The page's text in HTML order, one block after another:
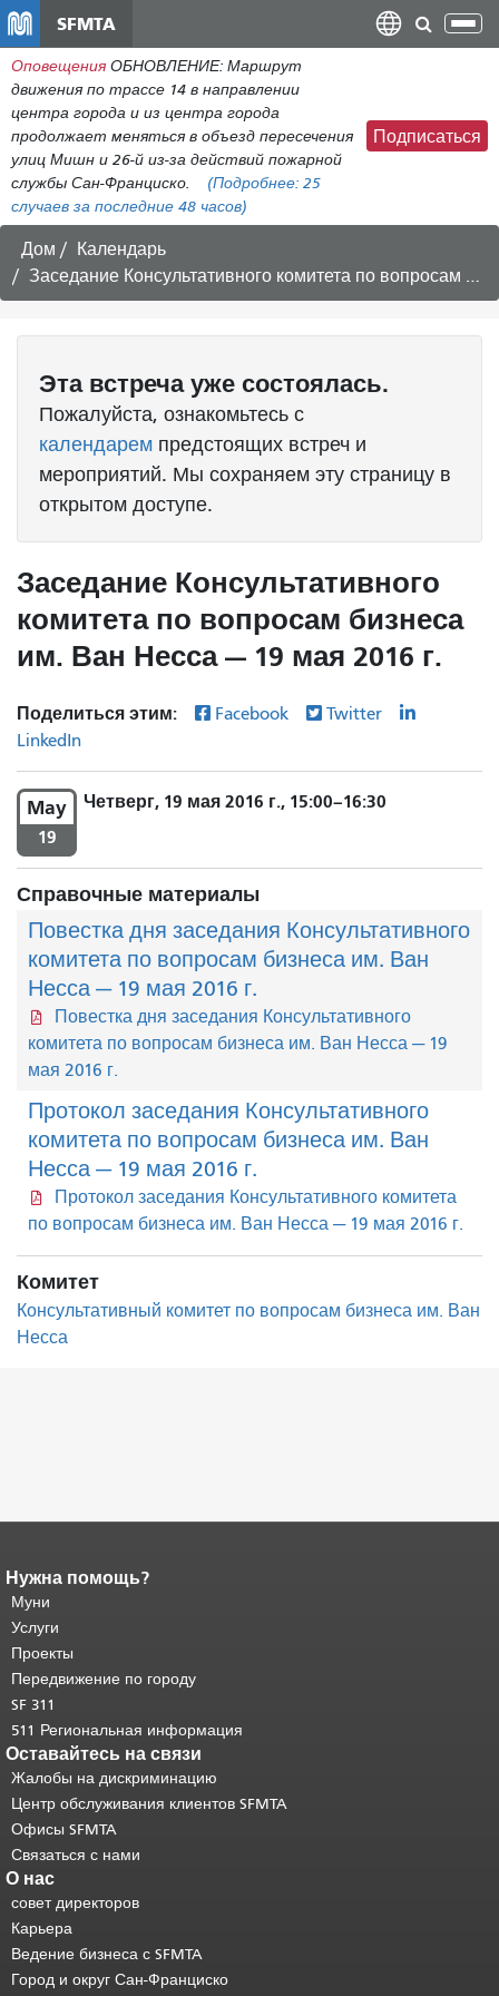
общему
содержанию
SFMTA
Оповещения ОБНОВЛЕНИЕ: Маршрут
движения по трассе 14 в направлении
центра города и из центра города
продолжает меняться в объезд пересечения
улиц Мишн и 26-й из-за действий пожарной
службы Сан-Франциско.
(Подробнее: 25
случаев за последние 48 часов)
Подписаться
Дом
Календарь
Заседание Консультативного комитета по вопросам бизнеса им. Ван Несса — 19 мая 2016 г.
Эта встречауже состоялась.
Пожалуйста, ознакомьтесь с
календарем предстоящих встреч и
мероприятий. Мы сохраняем эту страницу в
открытом доступе.
Заседание Консультативного
комитета по вопросам бизнеса
им. Ван Несса — 19 мая 2016 г.
Поделиться этим: Facebook
Twitter
LinkedIn
May
19
Четверг, 19 мая 2016 г., 15:00–16:30
Справочные материалы
Повестка дня заседания Консультативного
комитета по вопросам бизнеса им. Ван
Несса — 19 мая 2016 г.
Повестка дня заседания Консультативного
комитета по вопросам бизнеса им. Ван Несса — 19
мая 2016 г.
Протокол заседания Консультативного
комитета по вопросам бизнеса им. Ван
Несса — 19 мая 2016 г.
Протокол заседания Консультативного комитета
по вопросам бизнеса им. Ван Несса — 19 мая 2016 г.
Комитет
Консультативный комитет по вопросам бизнеса им. Ван
Несса
Конец содержимого
страницы.
страницы повторяется на каждой
странице.
основного содержимого .
Нужна помощь?
Муни
Услуги
Проекты
Передвижение по городу
SF 311
511 Региональная информация
Оставайтесь на связи
Жалобы на дискриминацию
Центр обслуживания клиентов SFMTA
Офисы SFMTA
Связаться с нами
О нас
совет директоров
Карьера
Ведение бизнеса с SFMTA
Город и округ Сан-Франциско